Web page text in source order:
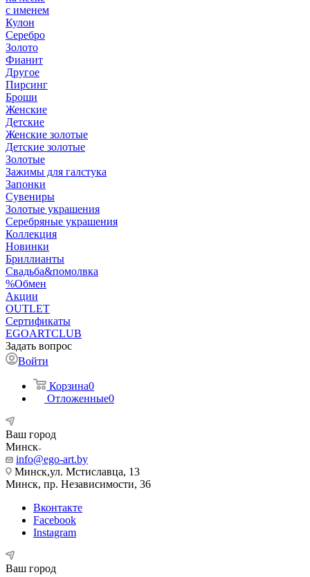
с именем
Кулон
Серебро
Золото
Фианит
Другое
Пирсинг
Броши
Женские
Детские
Женские золотые
Детские золотые
Золотые
Зажимы для галстука
Запонки
Сувениры
Золотые украшения
Серебряные украшения
Коллекция
Новинки
Бриллианты
Свадьба&помолвка
%Обмен
Акции
OUTLET
Сертификаты
EGOARTCLUB
Задать вопрос
Войти
Корзина0
Отложенные0
Ваш город
Минск
info@ego-art.by
Минск,ул. Мстиславца, 13
Минск, пр. Независимости, 36
Вконтакте
Facebook
Instagram
Ваш город